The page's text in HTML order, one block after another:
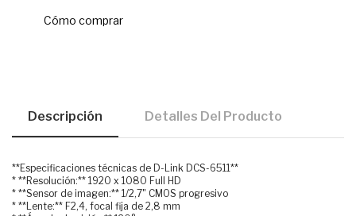
Cómo comprar
Descripción Detalles Del Producto
**Especificaciones técnicas de D-Link DCS-6511**
* **Resolución:** 1920 x 1080 Full HD
* **Sensor de imagen:** 1/2,7" CMOS progresivo
* **Lente:** F2,4, focal fija de 2,8 mm